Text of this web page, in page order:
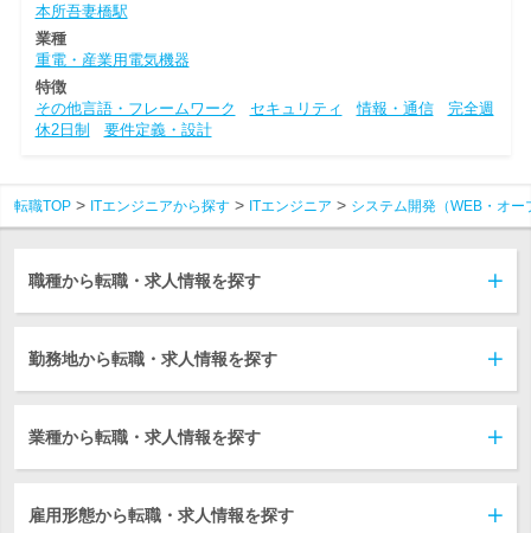
本所吾妻橋駅
業種
重電・産業用電気機器
特徴
その他言語・フレームワーク
セキュリティ 情報・通信
完全週
休2日制
要件定義・設計
転職TOP ITエンジニアから探す ITエンジニア システム開発（WEB・オ
職種から転職・求人情報を探す
勤務地から転職・求人情報を探す
業種から転職・求人情報を探す
雇用形態から転職・求人情報を探す